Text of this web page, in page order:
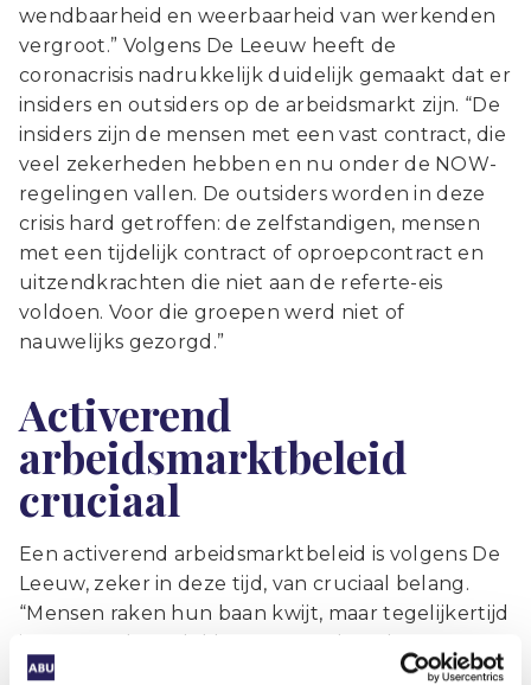
wendbaarheid en weerbaarheid van werkenden
vergroot.” Volgens De Leeuw heeft de
coronacrisis nadrukkelijk duidelijk gemaakt dat er
insiders en outsiders op de arbeidsmarkt zijn. “De
insiders zijn de mensen met een vast contract, die
veel zekerheden hebben en nu onder de NOW-
regelingen vallen. De outsiders worden in deze
crisis hard getroffen: de zelfstandigen, mensen
met een tijdelijk contract of oproepcontract en
uitzendkrachten die niet aan de referte-eis
voldoen. Voor die groepen werd niet of
nauwelijks gezorgd.”
Activerend
arbeidsmarktbeleid
cruciaal
Een activerend arbeidsmarktbeleid is volgens De
Leeuw, zeker in deze tijd, van cruciaal belang.
“Mensen raken hun baan kwijt, maar tegelijkertijd
uitzendsector heeft de afgelopen maanden veel